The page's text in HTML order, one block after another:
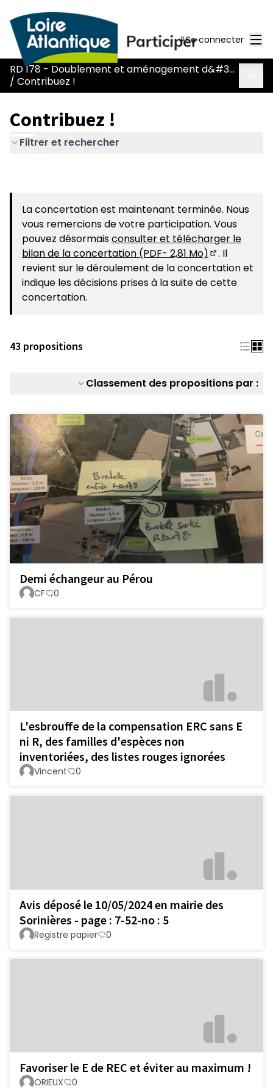
Se connecter
RD 178 - Doublement et aménagement d&#39;une voie réservée
/ Contribuez !
Contribuez !
Filtrer et rechercher
La concertation est maintenant terminée. Nous
vous remercions de votre participation. Vous
pouvez désormaisconsulter et télécharger le
bilan de la concertation (PDF- 2,81 Mo)
(S'ouvre
. Il
revient sur le déroulement de la concertation et
indique les décisions prises à la suite de cette
concertation.
43 propositions
Classement des propositions par :
Demi échangeur au Pérou
CF 0
L'esbrouffe de la compensation ERC sans E
ni R, des familles d'espèces non
inventoriées, des listes rouges ignorées
Vincent 0
Avis déposé le 10/05/2024 en mairie des
Sorinières - page : 7-52-no : 5
Registre papier 0
Favoriser le E de REC et éviter au maximum !
ORIEUX 0